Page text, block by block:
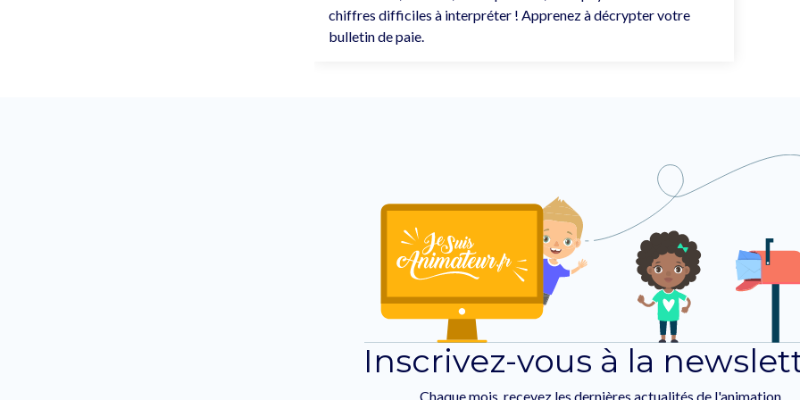
chiffres difficiles à interpréter ! Apprenez à décrypter votre
bulletin de paie.
Inscrivez-vous à la
Chaque mois, recevez les dernières actualités de l'animation